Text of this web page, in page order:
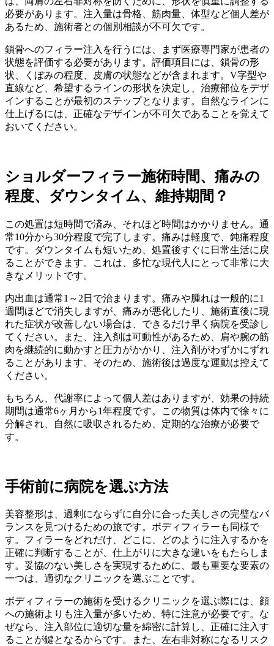
必要があります。注入量は骨格、筋肉量、体型など個人差が
あるため、施術者との個別相談が不可欠です。
鎖骨へのフィラー注入を行うには、まず医療専門家が患者の
状態を評価する必要があります。評価項目には、鎖骨の形
状、くぼみの程度、皮膚の状態などが含まれます。V字型や
直線など、希望するラインの形状を決定し、治療部位をデザ
インすることが最初のステップとなります。自然なラインに
仕上げるには、正確なデザインが不可欠であることを覚えて
おいてください。
ショルダーフィラー施術時間、痛みの
程度、ダウンタイム、維持期間？
この処置は短時間で済み、それほど時間はかかりません。通
常10分から30分程度で完了します。痛みは軽度で、鈍痛程度
です。ダウンタイムも短いため、処置後すぐに日常生活に戻
ることができます。これは、多忙な現代人にとって非常に大
きなメリットです。
内出血は通常1～2日で治まります。痛みや腫れは一般的に1
週間ほどで消失しますが、痛みが悪化したり、施術直後に現
れた症状が改善しない場合は、できるだけ早く病院を受診し
てください。また、注入剤は可動性があるため、肩や腕の筋
肉を継続的に動かすと圧力がかかり、注入剤がわずかにずれ
ることがあります。そのため、施術後は過度な運動は控えて
ください。
もちろん、代謝率によって個人差はありますが、効果の持続
期間は通常6ヶ月から1年程度です。この物質は体内で徐々に
分解され、自然に吸収されるため、定期的な治療が必要で
す。
手術前に病院を選ぶ方法
美容整形は、過剰にならずに自分に合った美しさの完璧なバ
ランスを見つけるための旅です。ボディフィラーも同様で
す。フィラーをどれだけ、どこに、どのように注入するかを
正確に判断することが、仕上がりに大きな違いをもたらしま
す。妥協のない美しさを実現するために、最も重要な要素の
一つは、適切なクリニックを選ぶことです。
ボディフィラーの施術を受けるクリニックを選ぶ際には、顔
への施術よりも注入量が多いため、特に注意が必要です。な
ぜなら、注入部位に適切な量を綿密に計算し、正確に注入す
ることが鍵となるからです。また、左右非対称になるリスク